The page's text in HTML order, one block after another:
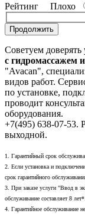
Рейтинг Плохо
Продолжить
Советуем
с гидромассажем
"Avacan",
видов работ.
по установке,
проводит
оборудования.
+7(495) 638-07-53.
выходной.
1. Гарантийный срок
2. Если установка и
срок гарантийного
3. При заказе услуги "Ввод в
обслуживание составляет 8 лет*.
4. Гарантийное обслуживание